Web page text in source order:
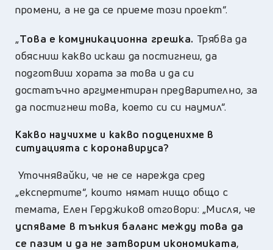
промени, а не да се приеме този проект“.
„Това е комуникационна грешка. Трябва да
обясниш какво искаш да постигнеш, да
подготвиш хората за това и да си
достатъчно аргументиран предварително, за
да постигнеш това, което си си наумил“.
Какво научихме и какво подценихме в
ситуацията с коронавируса?
Уточнявайки, че не се нарежда сред
„експертите“, които нямат нищо общо с
темата, Елен Герджиков отговори: „Мисля, че
успяваме в тънкия баланс между това да
се пазим и да не затворим икономиката,